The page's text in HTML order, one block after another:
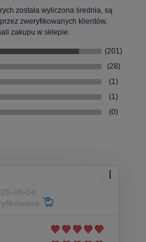
została wyliczona średnia, są
zweryfikowanych klientów,
zakupu w sklepie.
(201)
(28)
(1)
(1)
(0)
08-04